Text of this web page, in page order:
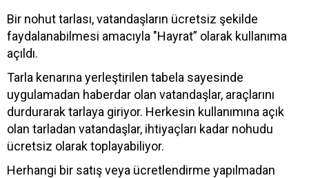
Bir nohut tarlası, vatandaşların ücretsiz şekilde
faydalanabilmesi amacıyla "Hayrat” olarak kullanıma
açıldı.
Tarla kenarına yerleştirilen tabela sayesinde
uygulamadan haberdar olan vatandaşlar, araçlarını
durdurarak tarlaya giriyor. Herkesin kullanımına açık
olan tarladan vatandaşlar, ihtiyaçları kadar nohudu
ücretsiz olarak toplayabiliyor.
Herhangi bir satış veya ücretlendirme yapılmadan